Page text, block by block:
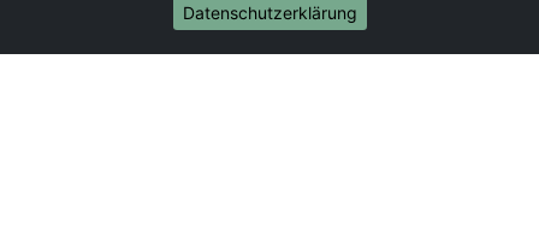
Umzug von Karlsruhe nach Brasilien
Umzug von Karlsruhe nach Brunei Darussalam
Datenschutzerklärung